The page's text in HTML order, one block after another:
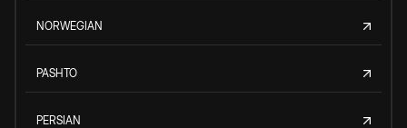
NORWEGIAN
PASHTO
PERSIAN